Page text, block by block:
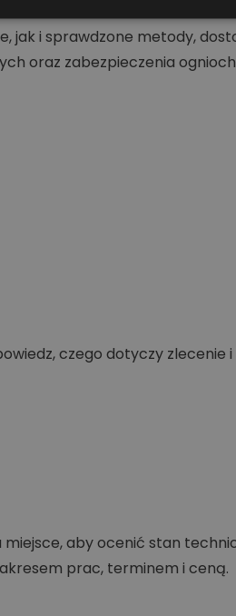
dachów, malowania
i sprawdzone metody,
oraz zabezpieczenia
czego dotyczy
aby ocenić stan
prac, terminem i ceną.